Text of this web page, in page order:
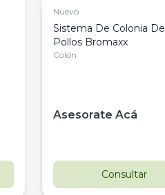
Nuevo
Sistema De Colonia De
Pollos Bromaxx
Colón
Asesorate Acá
Consultar